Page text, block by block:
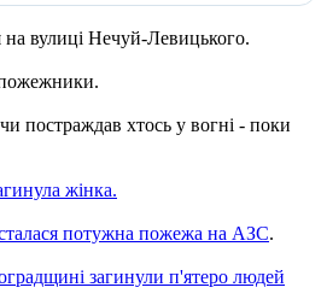
на вулиці Нечуй-Левицького.
постраждав хтось у вогні - поки
жінка.
потужна пожежа на АЗС.
загинули п'ятеро людей